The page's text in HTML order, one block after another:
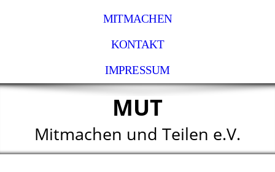
MITMACHEN
KONTAKT
IMPRESSUM
MUT
Mitmachen und Teilen e.V.